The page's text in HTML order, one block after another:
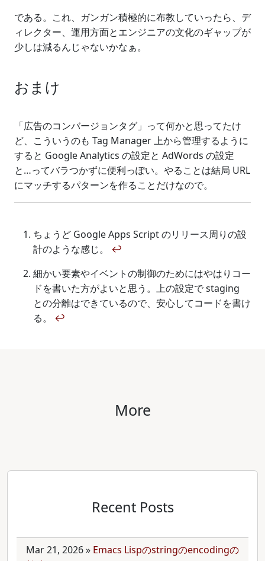
である。これ、ガンガン積極的に布教していったら、デ
ィレクター、運用方面とエンジニアの文化のギャップが
少しは減るんじゃないかなぁ。
おまけ
「広告のコンバージョンタグ」って何かと思ってたけ
ど、こういうのも Tag Manager 上から管理するように
すると Google Analytics の設定と AdWords の設定
と…ってバラつかずに便利っぽい。やることは結局 URL
にマッチするパターンを作ることだけなので。
ちょうど Google Apps Script のリリース周りの設
計のような感じ。 ↩
細かい要素やイベントの制御のためにはやはりコー
ドを書いた方がよいと思う。上の設定で staging
との分離はできているので、安心してコードを書け
る。 ↩
More
Recent Posts
Mar 21, 2026» Emacs Lispのstringのencodingの